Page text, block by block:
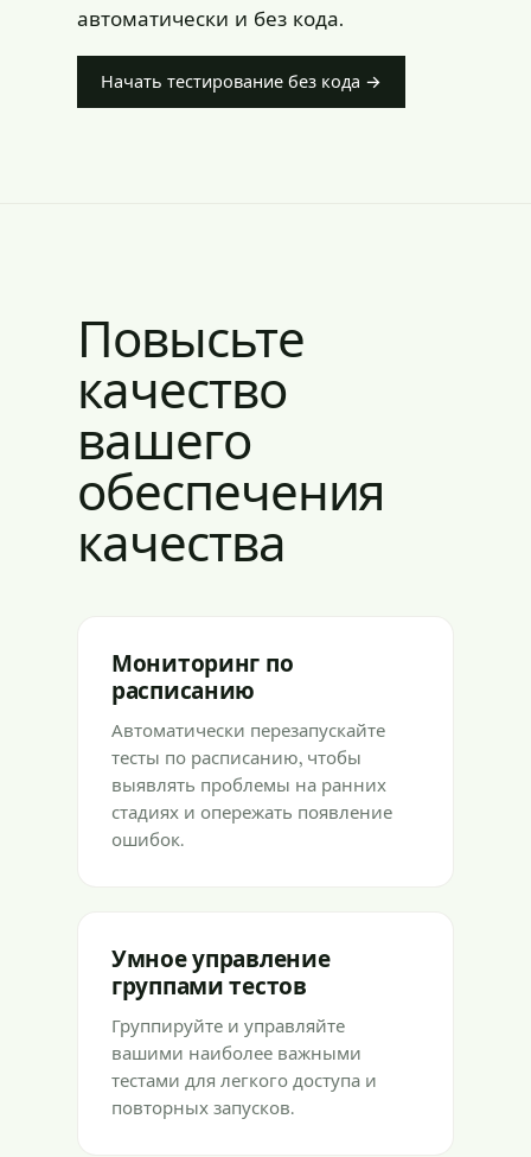
автоматически и без кода.
Начать тестирование без кода →
Повысьте
качество
вашего
обеспечения
качества
Мониторинг по
расписанию
Автоматически перезапускайте
тесты по расписанию, чтобы
выявлять проблемы на ранних
стадиях и опережать появление
ошибок.
Умное управление
группами тестов
Группируйте и управляйте
вашими наиболее важными
тестами для легкого доступа и
повторных запусков.